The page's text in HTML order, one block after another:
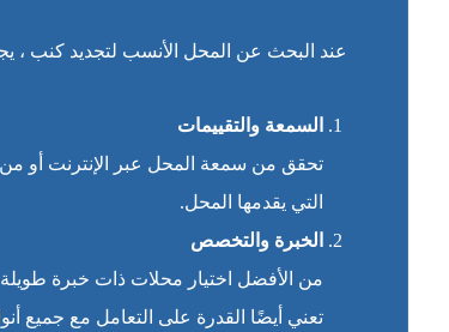
عند البحث عن المحل الأنسب لتجديد كنب
السمعة والتقييمات
تحقق من سمعة المحل عبر الإنترنت أو
التي يقدمها المحل.
الخبرة والتخصص
من الأفضل اختيار محلات ذات خبرة
تعني أيضًا القدرة على التعامل مع جميع